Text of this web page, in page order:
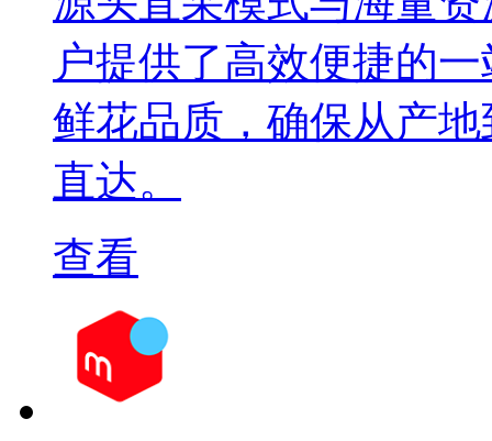
户提供了高效便捷的
鲜花品质，确保从产
直达。
查看